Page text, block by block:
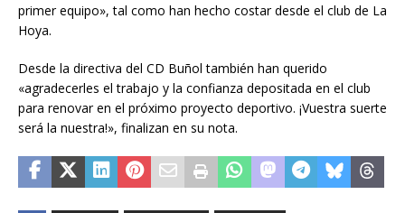
primer equipo», tal como han hecho costar desde el club de La
Hoya.
Desde la directiva del CD Buñol también han querido
«agradecerles el trabajo y la confianza depositada en el club
para renovar en el próximo proyecto deportivo. ¡Vuestra suerte
será la nuestra!», finalizan en su nota.